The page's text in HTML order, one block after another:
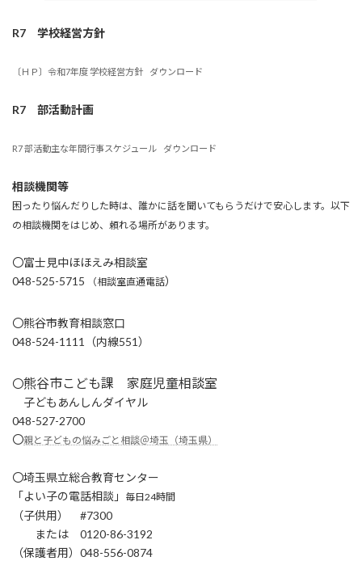
R7 学校経営方針
〔ＨＰ〕令和7年度 学校経営方針 ダウンロード
R7 部活動計画
R7 部活動主な年間行事スケジュール ダウンロード
相談機関等
困ったり悩んだりした時は、誰かに話を聞いてもらうだけで安心します。以下
の相談機関をはじめ、頼れる場所があります。
〇富士見中ほほえみ相談室
048-525-5715
（相談室直通電話）
〇熊谷市教育相談窓口
048-524-1111（内線551）
〇熊谷市こども課 家庭児童相談室
子どもあんしんダイヤル
048-527-2700
〇親と子どもの悩みごと相談＠埼玉（埼玉県）
〇埼玉県立総合教育センター
「よい子の電話相談」
毎日24時間
（子供用） #7300
または 0120-86-3192
（保護者用）048-556-0874